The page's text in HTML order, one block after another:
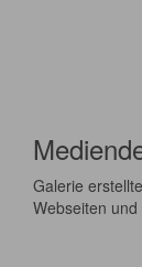
Galerie
Webseiten